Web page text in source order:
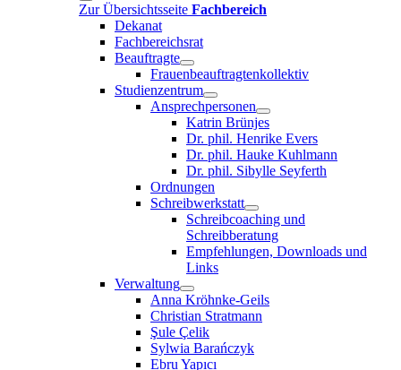
Zur Übersichtsseite Fachbereich
Dekanat
Fachbereichsrat
Beauftragte
Frauenbeauftragtenkollektiv
Studienzentrum
Ansprechpersonen
Katrin Brünjes
Dr. phil. Henrike Evers
Dr. phil. Hauke Kuhlmann
Dr. phil. Sibylle Seyferth
Ordnungen
Schreibwerkstatt
Schreibcoaching und
Schreibberatung
Empfehlungen, Downloads und
Links
Verwaltung
Anna Kröhnke-Geils
Christian Stratmann
Şule Çelik
Sylwia Barańczyk
Ebru Yapıcı